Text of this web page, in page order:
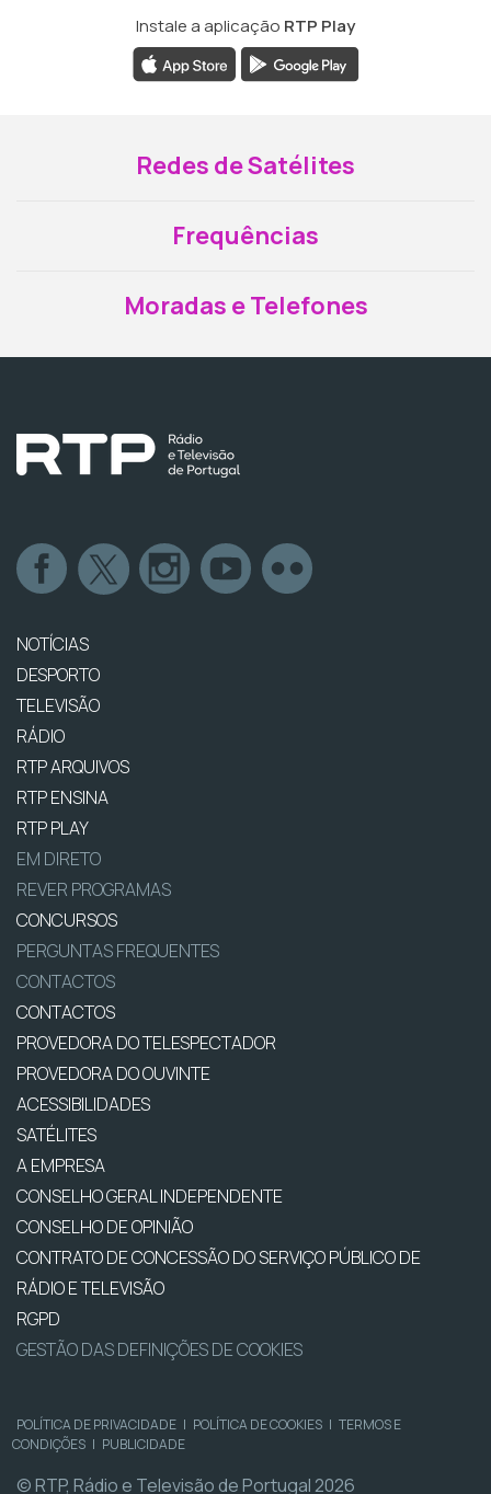
Instale a aplicação RTP Play
Redes de Satélites
Frequências
Moradas e Telefones
NOTÍCIAS
DESPORTO
TELEVISÃO
RÁDIO
RTP ARQUIVOS
RTP ENSINA
RTP PLAY
EM DIRETO
REVER PROGRAMAS
CONCURSOS
PERGUNTAS FREQUENTES
CONTACTOS
CONTACTOS
PROVEDORA DO TELESPECTADOR
PROVEDORA DO OUVINTE
ACESSIBILIDADES
SATÉLITES
A EMPRESA
CONSELHO GERAL INDEPENDENTE
CONSELHO DE OPINIÃO
CONTRATO DE CONCESSÃO DO SERVIÇO PÚBLICO DE
RÁDIO E TELEVISÃO
RGPD
GESTÃO DAS DEFINIÇÕES DE COOKIES
POLÍTICA DE PRIVACIDADE | POLÍTICA DE COOKIES | TERMOS E
CONDIÇÕES | PUBLICIDADE
© RTP, Rádio e Televisão de Portugal 2026